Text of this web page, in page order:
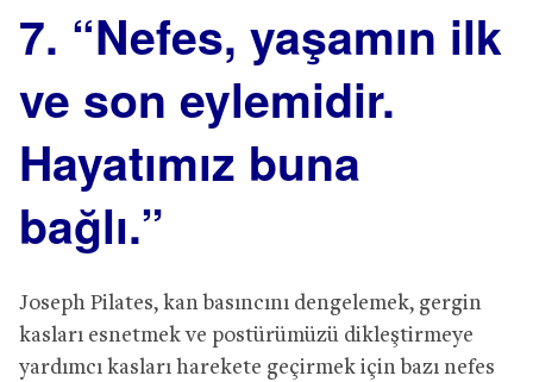
7. “Nefes, yaşamın ilk
ve son eylemidir.
Hayatımız buna
bağlı.”
Joseph Pilates, kan basıncını dengelemek, gergin
kasları esnetmek ve postürümüzü dikleştirmeye
yardımcı kasları harekete geçirmek için bazı nefes